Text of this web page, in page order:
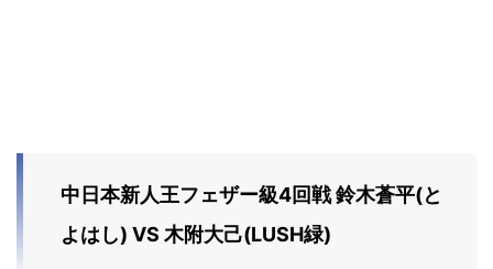
中日本新人王フェザー級4回戦 鈴木蒼平(と
よはし) VS 木附大己(LUSH緑)